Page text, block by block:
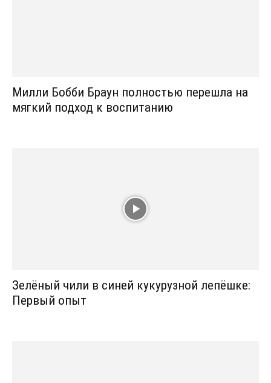
Милли Бобби Браун полностью перешла на
мягкий подход к воспитанию
Зелёный чили в синей кукурузной лепёшке:
Первый опыт